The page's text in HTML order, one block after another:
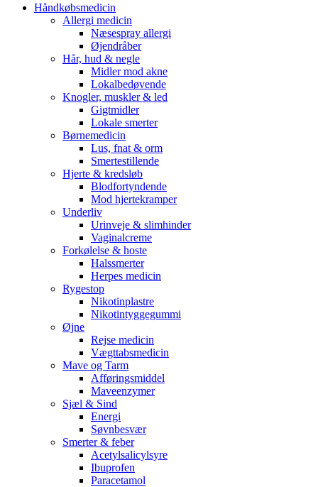
Håndkøbsmedicin
Allergi medicin
Næsespray allergi
Øjendråber
Hår, hud & negle
Midler mod akne
Lokalbedøvende
Knogler, muskler & led
Gigtmidler
Lokale smerter
Børnemedicin
Lus, fnat & orm
Smertestillende
Hjerte & kredsløb
Blodfortyndende
Mod hjertekramper
Underliv
Urinveje & slimhinder
Vaginalcreme
Forkølelse & hoste
Halssmerter
Herpes medicin
Rygestop
Nikotinplastre
Nikotintyggegummi
Øjne
Rejse medicin
Vægttabsmedicin
Mave og Tarm
Afføringsmiddel
Maveenzymer
Sjæl & Sind
Energi
Søvnbesvær
Smerter & feber
Acetylsalicylsyre
Ibuprofen
Paracetamol